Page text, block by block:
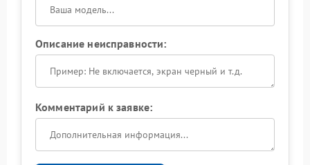
Описание неисправности:
Комментарий к заявке: